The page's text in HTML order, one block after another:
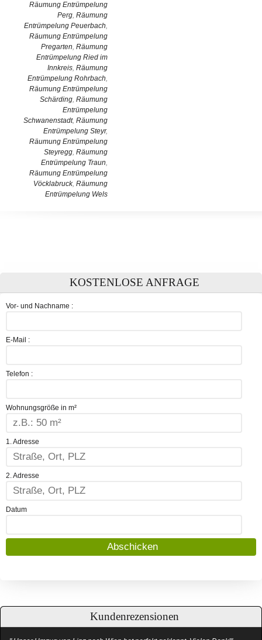
Räumung Entrümpelung
Perg, Räumung
Entrümpelung Peuerbach,
Räumung Entrümpelung
Pregarten, Räumung
Entrümpelung Ried im
Innkreis, Räumung
Entrümpelung Rohrbach,
Räumung Entrümpelung
Schärding, Räumung
Entrümpelung
Schwanenstadt, Räumung
Entrümpelung Steyr,
Räumung Entrümpelung
Steyregg, Räumung
Entrümpelung Traun,
Räumung Entrümpelung
Vöcklabruck, Räumung
Entrümpelung Wels
KOSTENLOSE ANFRAGE
Vor- und Nachname :
E-Mail :
Telefon :
Wohnungsgröße in m²
1. Adresse
2. Adresse
Datum
Kundenrezensionen